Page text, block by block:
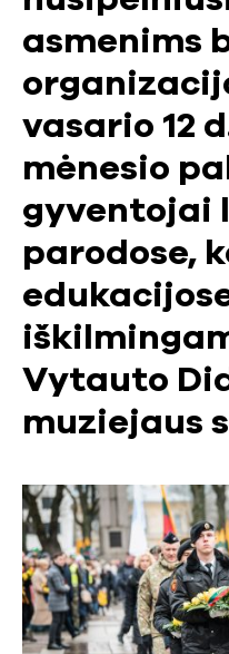
asmenims
vasario 12
mėnesio
gyventojai
parodose,
Vytauto
muziejaus